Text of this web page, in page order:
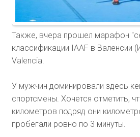
Также, вчера прошел марафон
классификации IAAF в Валенсии
Valеncia.
У мужчин доминировали здесь
спортсмены. Хочется отметить,
километров подряд они
пробегали ровно по 3 минуты.